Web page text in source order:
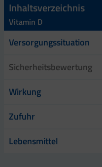
Inhaltsverzeichnis
Vitamin D
Versorgungssituation
Sicherheitsbewertung
Wirkung
Zufuhr
Lebensmittel